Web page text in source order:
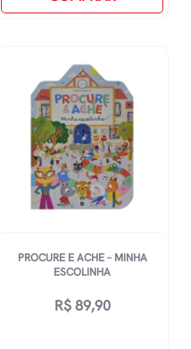
Me
quantidade
PROCURE E ACHE – MINHA
ESCOLINHA
R$89,90